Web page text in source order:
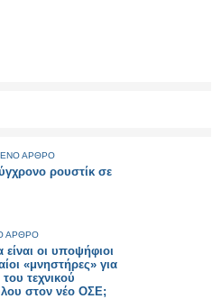
ΑΡΘΡΟ
ρουστίκ σε
ΑΡΘΡΟ
είναι οι υποψήφιοι
«μνηστήρες» για
τεχνικού
στον νέο ΟΣΕ;